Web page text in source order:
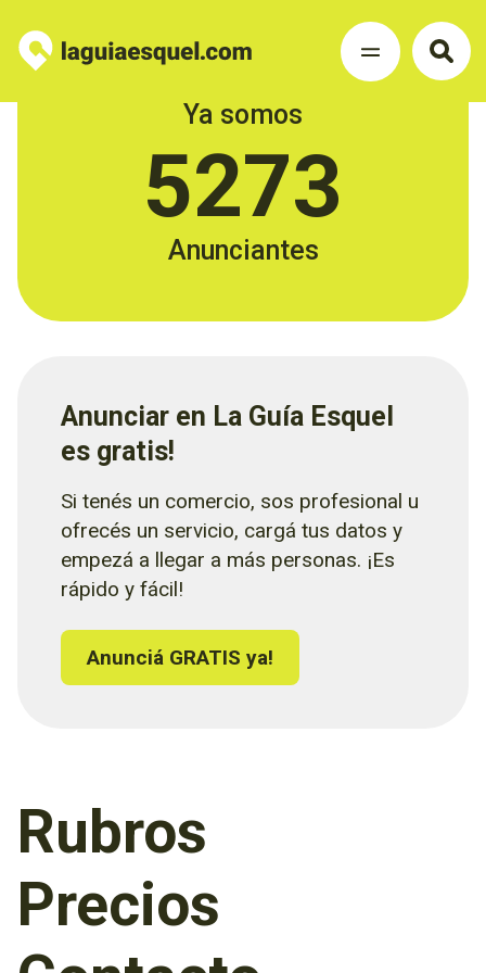
Ya somos
5273
Anunciantes
Anunciar en La Guía Esquel
es gratis!
Si tenés un comercio, sos profesional u
ofrecés un servicio, cargá tus datos y
empezá a llegar a más personas. ¡Es
rápido y fácil!
Anunciá GRATIS ya!
Rubros
Precios